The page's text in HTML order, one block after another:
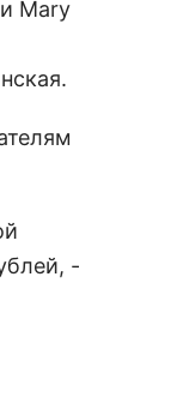
Mary
-